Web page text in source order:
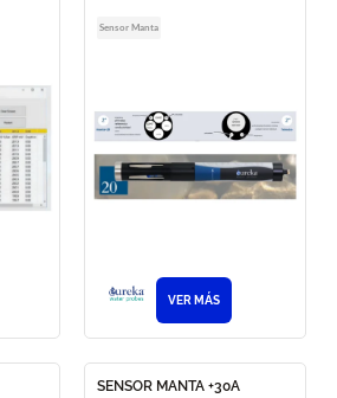
Sensor Manta
VER MÁS
SENSOR MANTA +30A